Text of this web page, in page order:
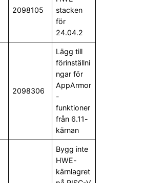
2098105
stacken
för
24.04.2
2098306
Lägg till
förinställni
ngar för
AppArmor
-
funktioner
från 6.11-
kärnan
Bygg inte
HWE-
kärnlagret